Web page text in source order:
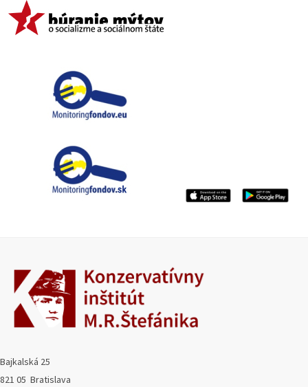
Bajkalská 25
821 05 Bratislava